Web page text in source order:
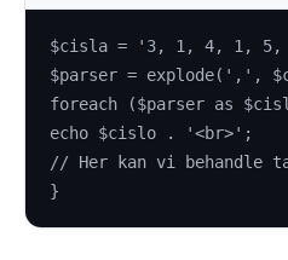
$cisla = '3, 1, 4, 1,
$parser = explode(',',
foreach ($parser as
echo $cislo . '<br>';
// Her kan vi behandle
}